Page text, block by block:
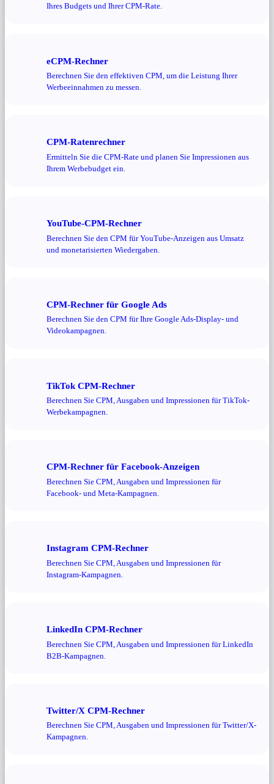
Ihres Budgets und Ihrer CPM-Rate.
eCPM-Rechner
Berechnen Sie den effektiven CPM, um die Leistung Ihrer
Werbeeinnahmen zu messen.
CPM-Ratenrechner
Ermitteln Sie die CPM-Rate und planen Sie Impressionen aus
Ihrem Werbebudget ein.
YouTube-CPM-Rechner
Berechnen Sie den CPM für YouTube-Anzeigen aus Umsatz
und monetarisierten Wiedergaben.
CPM-Rechner für Google Ads
Berechnen Sie den CPM für Ihre Google Ads-Display- und
Videokampagnen.
TikTok CPM-Rechner
Berechnen Sie CPM, Ausgaben und Impressionen für TikTok-
Werbekampagnen.
CPM-Rechner für Facebook-Anzeigen
Berechnen Sie CPM, Ausgaben und Impressionen für
Facebook- und Meta-Kampagnen.
Instagram CPM-Rechner
Berechnen Sie CPM, Ausgaben und Impressionen für
Instagram-Kampagnen.
LinkedIn CPM-Rechner
Berechnen Sie CPM, Ausgaben und Impressionen für LinkedIn
B2B-Kampagnen.
Twitter/X CPM-Rechner
Berechnen Sie CPM, Ausgaben und Impressionen für Twitter/X-
Kampagnen.